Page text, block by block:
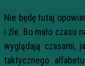
Nie będę tutaj
i źle. Bo mało czasu
wyglądają czasami,
taktycznego